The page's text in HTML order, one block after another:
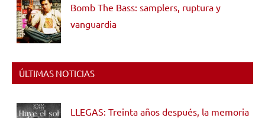
Bomb The Bass: samplers, ruptura y
vanguardia
ÚLTIMAS NOTICIAS
LLEGAS: Treinta años después, la memoria